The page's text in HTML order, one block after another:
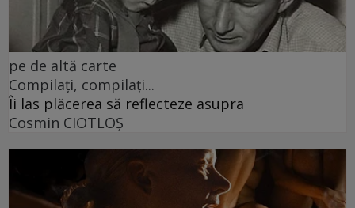
pe de altă carte
Compilați, compilați...
Îi las plăcerea să reflecteze asupra
Cosmin CIOTLOŞ